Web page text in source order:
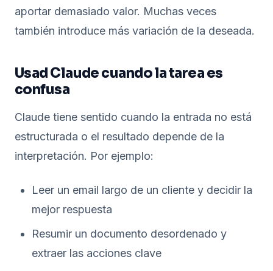
aportar demasiado valor. Muchas veces
también introduce más variación de la deseada.
Usad Claude cuando la tarea es
confusa
Claude tiene sentido cuando la entrada no está
estructurada o el resultado depende de la
interpretación. Por ejemplo:
Leer un email largo de un cliente y decidir la
mejor respuesta
Resumir un documento desordenado y
extraer las acciones clave